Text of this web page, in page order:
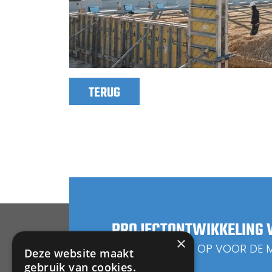
TERUG
PROJECTONTWIKKELING
NEEM CONTACT OP VOOR DE
×
Deze website maakt
gebruik van cookies.